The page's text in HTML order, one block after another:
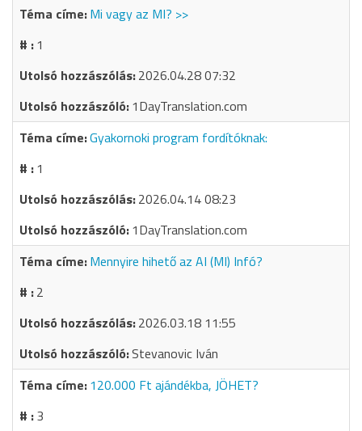
Mi vagy az MI? >>
1
2026.04.28 07:32
1DayTranslation.com
Gyakornoki program fordítóknak:
1
2026.04.14 08:23
1DayTranslation.com
Mennyire hihető az AI (MI) Infó?
2
2026.03.18 11:55
Stevanovic Iván
120.000 Ft ajándékba, JÖHET?
3